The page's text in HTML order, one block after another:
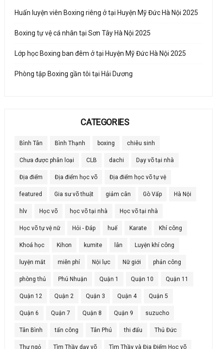
Huấn luyện viên Boxing riêng ở tại Huyện Mỹ Đức Hà Nội 2025
Boxing tự vệ cá nhân tại Sơn Tây Hà Nội 2025
Lớp học Boxing ban đêm ở tại Huyện Mỹ Đức Hà Nội 2025
Phòng tập Boxing gần tôi tại Hải Dương
CATEGORIES
Bình Tân Bình Thạnh boxing chiêu sinh
Chưa được phân loại CLB dachi Dạy võ tại nhà
Địa điểm Địa điểm học võ Địa điểm học võ tự vệ
featured Gia sư võ thuật giảm cân Gò Vấp Hà Nội
hlv Học võ học võ tại nhà Học võ tại nhà
Học võ tự vệ nữ Hỏi - Đáp huế Karate Khí công
Khoá học Kihon kumite lân Luyện khí công
luyện mắt miễn phí Nội lực Nữ giới phản công
phòng thủ Phú Nhuận Quận 1 Quận 10 Quận 11
Quận 12 Quận 2 Quận 3 Quận 4 Quận 5
Quận 6 Quận 7 Quận 8 Quận 9 suzucho
Tân Bình tấn công Tân Phú thi đấu Thủ Đức
Thư ngỏ Tìm Thầy dạy võ Tìm Thầy và Địa Điểm Học võ